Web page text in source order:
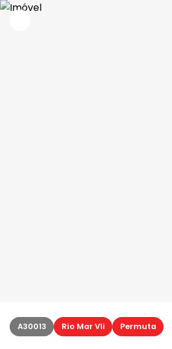
A30013 Rio Mar VIi Permuta